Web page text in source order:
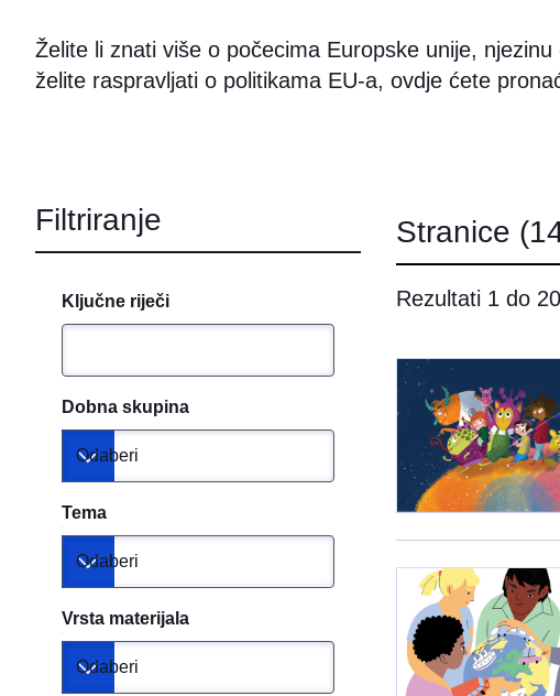
Želite li znati više o počecima Europske unije,
želite raspravljati o politikama EU-a, ovdje ćete
Filtriranje
Ključne riječi
Dobna skupina
Odaberi
Tema
Odaberi
Vrsta materijala
Odaberi
Stranice
Rezultati 1 do 20